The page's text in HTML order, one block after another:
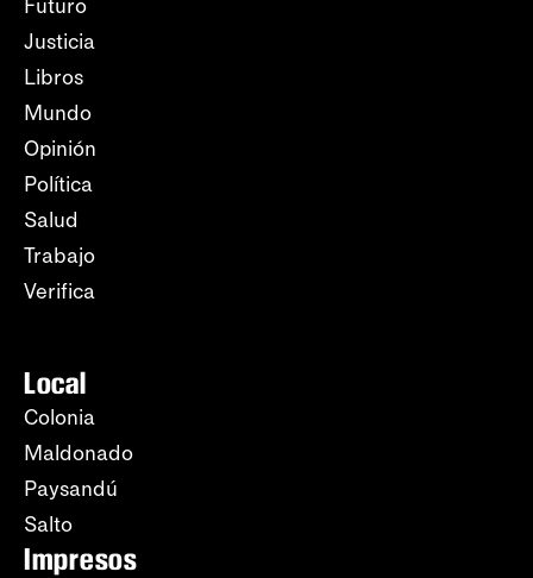
Futuro
Justicia
Libros
Mundo
Opinión
Política
Salud
Trabajo
Verifica
Local
Colonia
Maldonado
Paysandú
Salto
Impresos